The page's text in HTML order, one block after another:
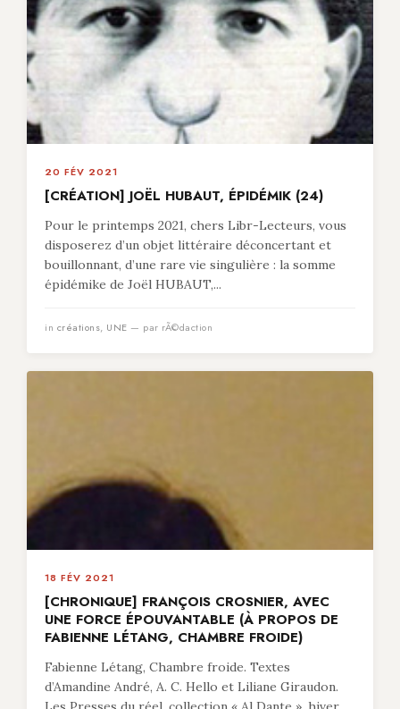
20 FÉV 2021
[CRÉATION] JOËL HUBAUT, ÉPIDÉMIK (24)
Pour le printemps 2021, chers Libr-Lecteurs, vous
disposerez d’un objet littéraire déconcertant et
bouillonnant, d’une rare vie singulière : la somme
épidémike de Joël HUBAUT,...
in créations, UNE — par rÃ©daction
18 FÉV 2021
[CHRONIQUE] FRANÇOIS CROSNIER, AVEC
UNE FORCE ÉPOUVANTABLE (À PROPOS DE
FABIENNE LÉTANG, CHAMBRE FROIDE)
Fabienne Létang, Chambre froide. Textes
d’Amandine André, A. C. Hello et Liliane Giraudon.